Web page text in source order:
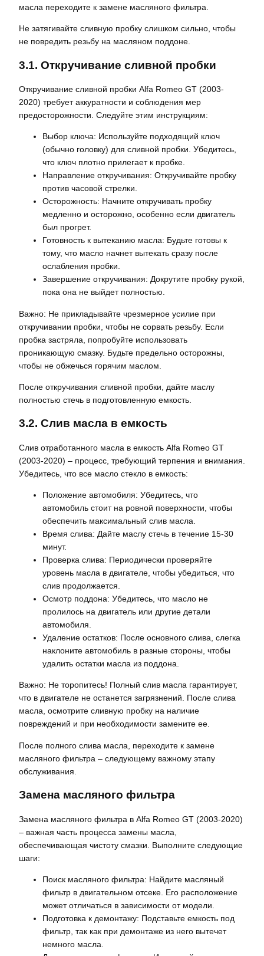
масла переходите к замене масляного фильтра.
Не затягивайте сливную пробку слишком сильно, чтобы
не повредить резьбу на масляном поддоне.
3.1. Откручивание сливной пробки
Откручивание сливной пробки Alfa Romeo GT (2003-
2020) требует аккуратности и соблюдения мер
предосторожности. Следуйте этим инструкциям:
Выбор ключа: Используйте подходящий ключ
(обычно головку) для сливной пробки. Убедитесь,
что ключ плотно прилегает к пробке.
Направление откручивания: Откручивайте пробку
против часовой стрелки.
Осторожность: Начните откручивать пробку
медленно и осторожно, особенно если двигатель
был прогрет.
Готовность к вытеканию масла: Будьте готовы к
тому, что масло начнет вытекать сразу после
ослабления пробки.
Завершение откручивания: Докрутите пробку рукой,
пока она не выйдет полностью.
Важно: Не прикладывайте чрезмерное усилие при
откручивании пробки, чтобы не сорвать резьбу. Если
пробка застряла, попробуйте использовать
проникающую смазку. Будьте предельно осторожны,
чтобы не обжечься горячим маслом.
После откручивания сливной пробки, дайте маслу
полностью стечь в подготовленную емкость.
3.2. Слив масла в емкость
Слив отработанного масла в емкость Alfa Romeo GT
(2003-2020) – процесс, требующий терпения и внимания.
Убедитесь, что все масло стекло в емкость:
Положение автомобиля: Убедитесь, что
автомобиль стоит на ровной поверхности, чтобы
обеспечить максимальный слив масла.
Время слива: Дайте маслу стечь в течение 15-30
минут.
Проверка слива: Периодически проверяйте
уровень масла в двигателе, чтобы убедиться, что
слив продолжается.
Осмотр поддона: Убедитесь, что масло не
пролилось на двигатель или другие детали
автомобиля.
Удаление остатков: После основного слива, слегка
наклоните автомобиль в разные стороны, чтобы
удалить остатки масла из поддона.
Важно: Не торопитесь! Полный слив масла гарантирует,
что в двигателе не останется загрязнений. После слива
масла, осмотрите сливную пробку на наличие
повреждений и при необходимости замените ее.
После полного слива масла, переходите к замене
масляного фильтра – следующему важному этапу
обслуживания.
Замена масляного фильтра
Замена масляного фильтра в Alfa Romeo GT (2003-2020)
– важная часть процесса замены масла,
обеспечивающая чистоту смазки. Выполните следующие
шаги:
Поиск масляного фильтра: Найдите масляный
фильтр в двигательном отсеке. Его расположение
может отличаться в зависимости от модели.
Подготовка к демонтажу: Подставьте емкость под
фильтр, так как при демонтаже из него вытечет
немного масла.